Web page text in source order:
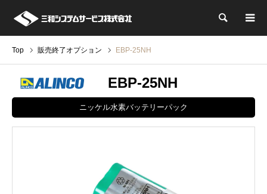
検索
Top 販売終了オプション EBP-25NH
EBP-25NH
ニッケル水素バッテリーパック